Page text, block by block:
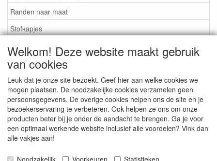
Randen naar maat
Stofkapjes
Informatie
Foam of rubber randen?
Belangrijk bij bestellen
Nieuws
Contact / Gegevens
Algemene Voorwaarden
Welkom! Deze website maakt gebruik
van cookies
Leuk dat je onze site bezoekt. Geef hier aan welke cookies we
mogen plaatsen. De noodzakelijke cookies verzamelen geen
persoonsgegevens. De overige cookies helpen ons de site en je
bezoekerservaring te verbeteren. Ook helpen ze ons om onze
producten beter bij je onder de aandacht te brengen. Ga je voor
een optimaal werkende website inclusief alle voordelen? Vink dan
alle vakjes aan!
Noodzakelijk Voorkeuren Statistieken